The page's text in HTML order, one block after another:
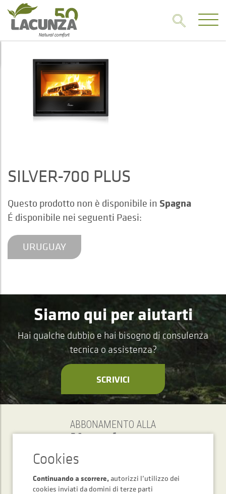
SILVER-700 PLUS
Questo prodotto non è disponibile in Spagna
É disponibile nei seguenti Paesi:
URUGUAY
Siamo qui per aiutarti
Hai qualche dubbio e hai bisogno di consulenza
tecnica o assistenza?
SCRIVICI
ABBONAMENTO ALLA
Newsletter
INVIARE
Continuando a scorrere, autorizzi l’utilizzo dei
cookies inviati da domini di terze parti